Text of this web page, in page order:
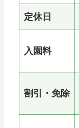
定休日
入園料
割引・免除